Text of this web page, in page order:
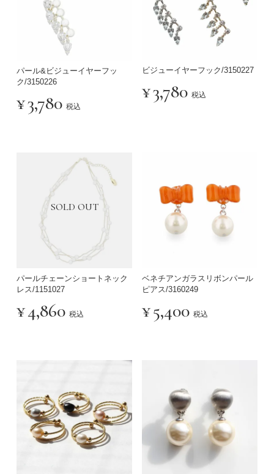
パール&ビジューイヤーフッ
ク/3150226
¥3,780 税込
ビジューイヤーフック/3150227
¥3,780 税込
SOLD OUT
パールチェーンショートネック
レス/1151027
¥4,860 税込
ベネチアンガラスリボンパール
ピアス/3160249
¥5,400 税込